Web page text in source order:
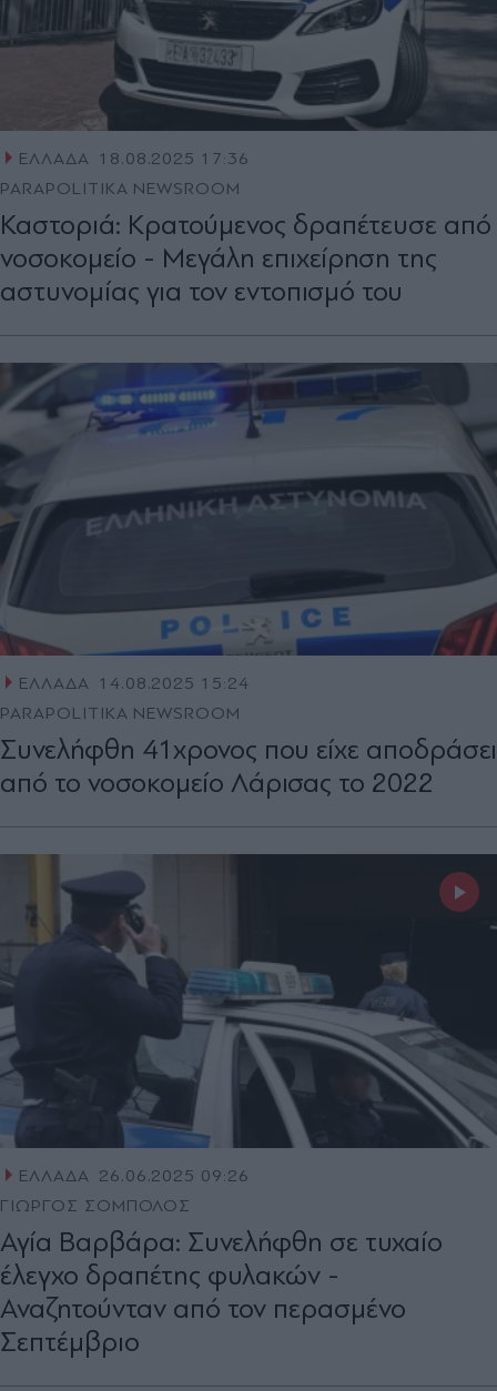
ΕΛΛΑΔΑ
18.08.2025 17:36
PARAPOLITIKA NEWSROOM
Καστοριά: Κρατούμενος δραπέτευσε από
νοσοκομείο - Μεγάλη επιχείρηση της
αστυνομίας για τον εντοπισμό του
ΕΛΛΑΔΑ 14.08.2025 15:24
PARAPOLITIKA NEWSROOM
Συνελήφθη 41χρονος που είχε αποδράσει
από το νοσοκομείο Λάρισας το 2022
ΕΛΛΑΔΑ 26.06.2025 09:26
ΓΙΩΡΓΟΣ ΣΟΜΠΟΛΟΣ
Αγία Βαρβάρα: Συνελήφθη σε τυχαίο
έλεγχο δραπέτης φυλακών -
Αναζητούνταν από τον περασμένο
Σεπτέμβριο